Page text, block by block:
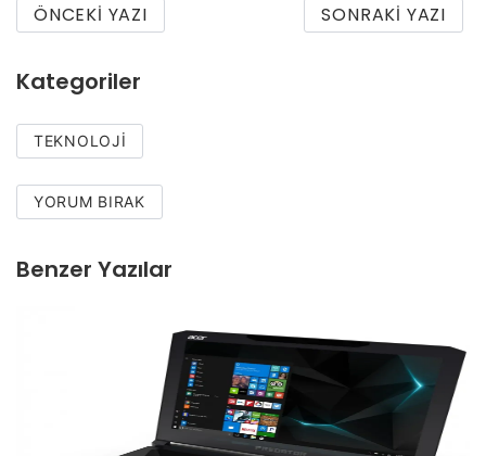
ÖNCEKI YAZI SONRAKI YAZI
Kategoriler
TEKNOLOJI
YORUM BIRAK
Benzer Yazılar